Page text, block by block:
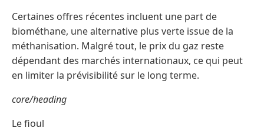
Certaines offres récentes incluent une part de
biométhane, une alternative plus verte issue de la
méthanisation. Malgré tout, le prix du gaz reste
dépendant des marchés internationaux, ce qui peut
en limiter la prévisibilité sur le long terme.
core/heading
Le fioul